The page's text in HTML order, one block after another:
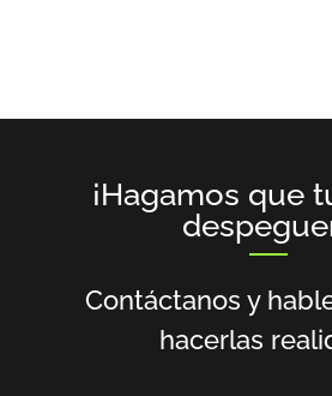
¡Hagamos que
Contáctanos y
hacerlas